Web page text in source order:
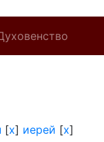
[x] иерей [x]